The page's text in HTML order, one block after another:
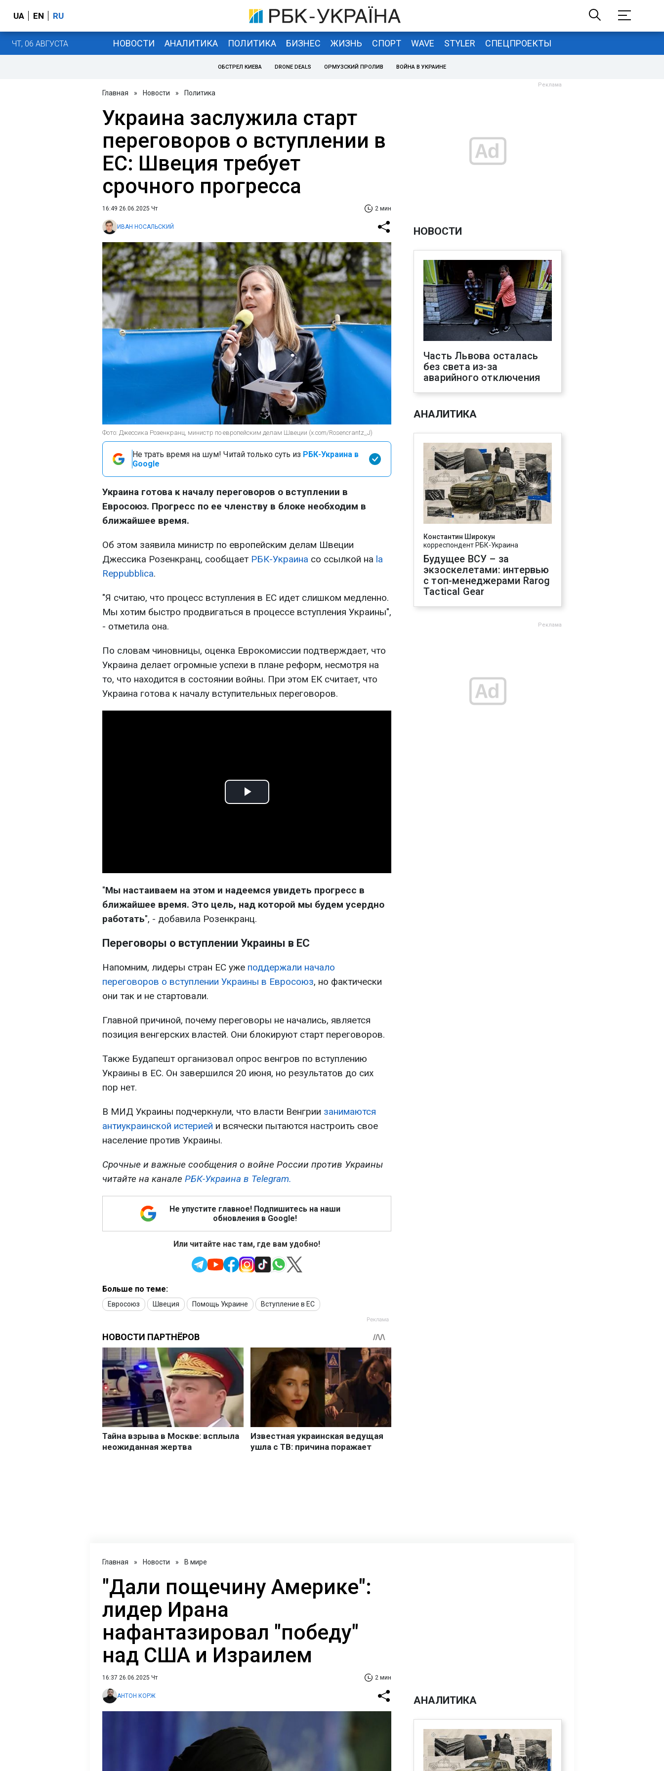
UA EN RU
ЧТ, 06 АВГУСТА НОВОСТИ АНАЛИТИКА ПОЛИТИКА БИЗНЕС ЖИЗНЬ СПОРТ WAVE STYLER СПЕЦПРОЕКТЫ
ОБСТРЕЛ КИЕВА DRONE DEALS ОРМУЗСКИЙ ПРОЛИВ ВОЙНА В УКРАИНЕ
Главная » Новости » Политика
Украина заслужила старт
переговоров о вступлении в
ЕС: Швеция требует
срочного прогресса
16:49 26.06.2025 Чт 2 мин
ИВАН НОСАЛЬСКИЙ
Фото: Джессика Розенкранц, министр по европейским делам Швеции (x.com/Rosencrantz_J)
Не трать время на шум! Читай только суть из РБК-Украина в
Google
Украина готова к началу переговоров о вступлении в
Евросоюз. Прогресс по ее членству в блоке необходим в
ближайшее время.
Об этом заявила министр по европейским делам Швеции
Джессика Розенкранц, сообщает РБК-Украина со ссылкой на la
Reppubblica.
"Я считаю, что процесс вступления в ЕС идет слишком медленно.
Мы хотим быстро продвигаться в процессе вступления Украины",
- отметила она.
По словам чиновницы, оценка Еврокомиссии подтверждает, что
Украина делает огромные успехи в плане реформ, несмотря на
то, что находится в состоянии войны. При этом ЕК считает, что
Украина готова к началу вступительных переговоров.
Play
"Мы настаиваем на этом и надеемся увидеть прогресс в
ближайшее время. Это цель, над которой мы будем усердно
работать", - добавила Розенкранц.
Переговоры о вступлении Украины в ЕС
Напомним, лидеры стран ЕС уже поддержали начало
переговоров о вступлении Украины в Евросоюз, но фактически
они так и не стартовали.
Главной причиной, почему переговоры не начались, является
позиция венгерских властей. Они блокируют старт переговоров.
Также Будапешт организовал опрос венгров по вступлению
Украины в ЕС. Он завершился 20 июня, но результатов до сих
пор нет.
В МИД Украины подчеркнули, что власти Венгрии занимаются
антиукраинской истерией и всячески пытаются настроить свое
население против Украины.
Срочные и важные сообщения о войне России против Украины
читайте на канале РБК-Украина в Telegram.
Не упустите главное! Подпишитесь на наши
обновления в Google!
Или читайте нас там, где вам удобно!
Больше по теме:
Евросоюз Швеция Помощь Украине Вступление в ЕС
НОВОСТИ
Часть Львова осталась
без света из-за
аварийного отключения
АНАЛИТИКА
Константин Широкун
корреспондент РБК-Украина
Будущее ВСУ – за
экзоскелетами: интервью
с топ-менеджерами Rarog
Tactical Gear
Главная » Новости » В мире
"Дали пощечину Америке":
лидер Ирана
нафантазировал "победу"
над США и Израилем
16:37 26.06.2025 Чт 2 мин
АНТОН КОРЖ АНАЛИТИКА